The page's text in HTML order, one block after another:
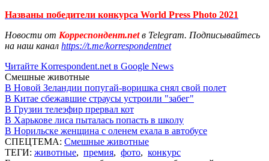
Названы победители конкурса World Press Photo 2021
Новости от Корреспондент.netв Telegram. Подписывайтесь
на наш канал https://t.me/korrespondentnet
Читайте Korrespondent.net в Google News
Смешные животные
В Новой Зеландии попугай-воришка снял свой полет
В Китае сбежавшие страусы устроили "забег"
В Грузии телеэфир прервал кот
В Харькове лиса пыталась попасть в школу
В Норильске женщина с оленем ехала в автобусе
СПЕЦТЕМА: Смешные животные
ТЕГИ: животные, премия, фото, конкурс